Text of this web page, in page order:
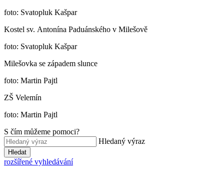
foto: Svatopluk Kašpar
Kostel sv. Antonína Paduánského v Milešově
foto: Svatopluk Kašpar
Milešovka se západem slunce
foto: Martin Pajtl
ZŠ Velemín
foto: Martin Pajtl
S čím můžeme pomoci?
Hledaný výraz
Hledat
rozšířené vyhledávání